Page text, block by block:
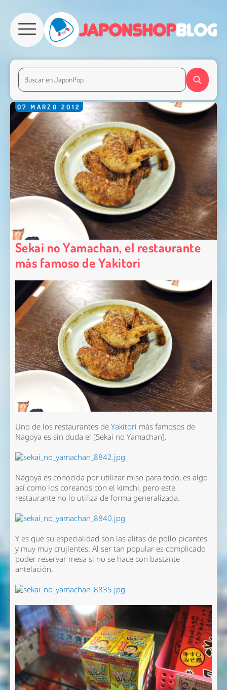
07 MARZO 2012
Sekai no Yamachan, el restaurante
más famoso de Yakitori
Uno de los restaurantes deYakitori más famosos de
Nagoya es sin duda el [Sekai no Yamachan].
Nagoya es conocida por utilizar miso para todo, es algo
así como los coreanos con el kimchi, pero este
restaurante no lo utiliza de forma generalizada.
Y es que su especialidad son las alitas de pollo picantes
y muy muy crujientes. Al ser tan popular es complicado
poder reservar mesa si no se hace con bastante
antelación.